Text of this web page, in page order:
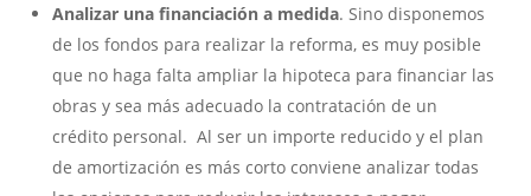
Analizar una financiación a medida. Sino disponemos
de los fondos para realizar la reforma, es muy posible
que no haga falta ampliar la hipoteca para financiar las
obras y sea más adecuado la contratación de un
crédito personal. Al ser un importe reducido y el plan
de amortización es más corto conviene analizar todas